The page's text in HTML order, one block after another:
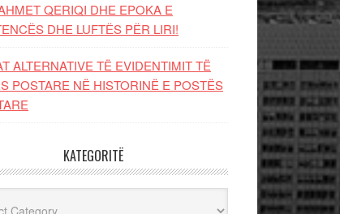
QERIQI DHE EPOKA E
DHE LUFTЁS PЁR LIRI!
ALTERNATIVE TË EVIDENTIMIT TË
POSTARE NË HISTORINË E POSTËS
KATEGORITË